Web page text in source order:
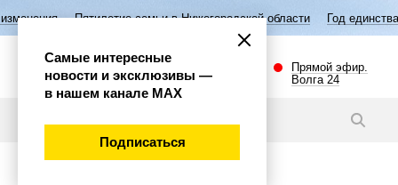
семьи в Нижегородской области Год единства народов России
Прямой эфир.
Волга 24
Самые интересные
новости и эксклюзивы —
в нашем канале МАХ
Подписаться